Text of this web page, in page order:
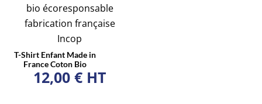
T-Shirt Enfant Made in
France Coton Bio
12,00€ HT